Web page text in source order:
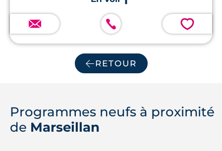
💗
RETOUR
Programmes neufs à proximité
de Marseillan